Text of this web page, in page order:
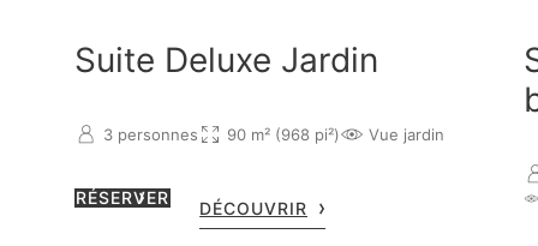
Suite Deluxe Jardin
3 personnes 90 m² (968 pi²) Vue jardin
RÉSERVER
DÉCOUVRIR